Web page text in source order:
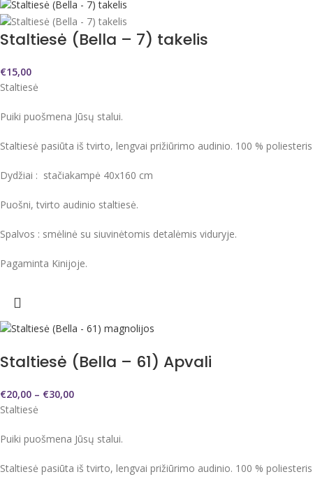
Staltiesė (Bella – 7) takelis
€15,00
Staltiesė
Puiki puošmena Jūsų stalui.
Staltiesė pasiūta iš tvirto, lengvai prižiūrimo audinio. 100 % poliesteris
Dydžiai : stačiakampė 40x160 cm
Puošni, tvirto audinio staltiesė.
Spalvos : smėlinė su siuvinėtomis detalėmis viduryje.
Pagaminta Kinijoje.
Staltiesė (Bella – 61) Apvali
€20,00 – €30,00
Staltiesė
Puiki puošmena Jūsų stalui.
Staltiesė pasiūta iš tvirto, lengvai prižiūrimo audinio. 100 % poliesteris